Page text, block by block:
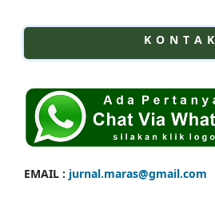
K O N T A K
EMAIL : jurnal.maras@gmail.com